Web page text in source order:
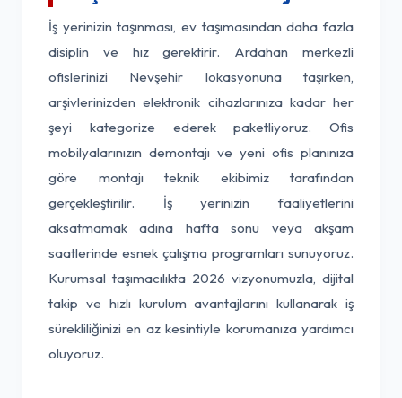
İş yerinizin taşınması, ev taşımasından daha fazla
disiplin ve hız gerektirir. Ardahan merkezli
ofislerinizi Nevşehir lokasyonuna taşırken,
arşivlerinizden elektronik cihazlarınıza kadar her
şeyi kategorize ederek paketliyoruz. Ofis
mobilyalarınızın demontajı ve yeni ofis planınıza
göre montajı teknik ekibimiz tarafından
gerçekleştirilir. İş yerinizin faaliyetlerini
aksatmamak adına hafta sonu veya akşam
saatlerinde esnek çalışma programları sunuyoruz.
Kurumsal taşımacılıkta 2026 vizyonumuzla, dijital
takip ve hızlı kurulum avantajlarını kullanarak iş
sürekliliğinizi en az kesintiyle korumanıza yardımcı
oluyoruz.